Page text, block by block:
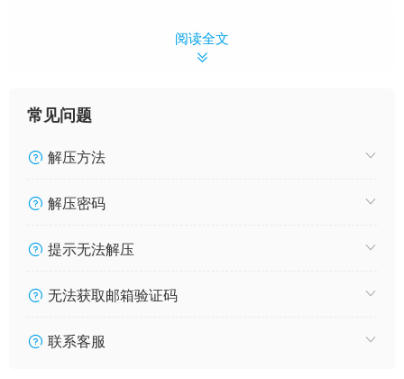
惊。他希望乔恩在他打开信的时候在他身边。在这个困难的处境
阅读全文
常见问题
解压方法
解压密码
提示无法解压
无法获取邮箱验证码
联系客服